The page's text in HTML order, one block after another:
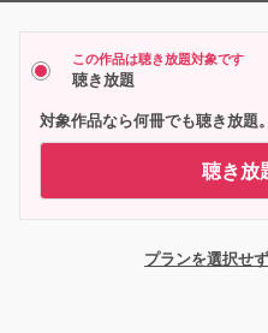
この作品は聴き放題対象です
聴き放題
対象作品なら何冊でも聴き放題。
聴き放
プランを選択せ